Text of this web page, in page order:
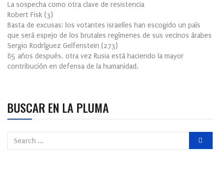
La sospecha como otra clave de resistencia
Robert Fisk (3)
Basta de excusas: los votantes israelíes han escogido un país
que será espejo de los brutales regímenes de sus vecinos árabes
Sergio Rodríguez Gelfenstein (273)
85 años después, otra vez Rusia está haciendo la mayor
contribución en defensa de la humanidad.
BUSCAR EN LA PLUMA